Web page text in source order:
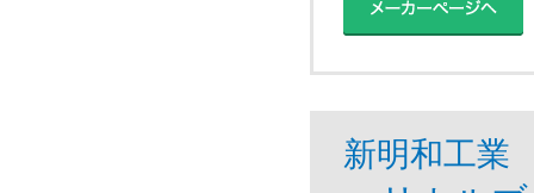
新明和工業